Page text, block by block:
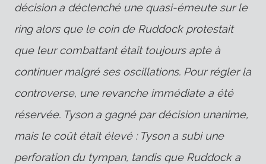
décision a déclenché une quasi-émeute sur le
ring alors que le coin de Ruddock protestait
que leur combattant était toujours apte à
continuer malgré ses oscillations. Pour régler la
controverse, une revanche immédiate a été
réservée. Tyson a gagné par décision unanime,
mais le coût était élevé : Tyson a subi une
perforation du tympan, tandis que Ruddock a